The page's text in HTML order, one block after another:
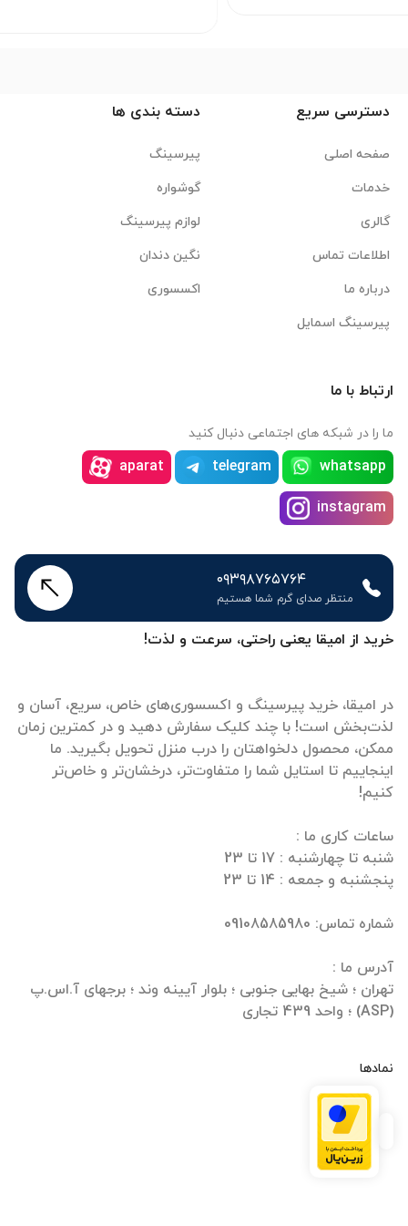
خرید از امیقا یعنی راحتی، سرعت و لذت!
در امیقا، خرید پیرسینگ و اکسسوری‌های خاص، سریع، آسان و
لذت‌بخش است! با چند کلیک سفارش دهید و در کمترین زمان
ممکن، محصول دلخواهتان را درب منزل تحویل بگیرید. ما
اینجاییم تا استایل شما را متفاوت‌تر، درخشان‌تر و خاص‌تر
تهران ؛ شیخ بهایی جنوبی ؛ بلوار آیینه وند ؛ برجهای آ.اس.پ
(ASP) ؛ واحد 439 تجاری
نمادها
دسترسی سریع
صفحه اصلی
خدمات
گالری
اطلاعات تماس
درباره ما
پیرسینگ اسمایل
دسته بندی ها
پیرسینگ
گوشواره
لوازم پیرسینگ
نگین دندان
اکسسوری
ارتباط با ما
ما را در شبکه های اجتماعی دنبال کنید
whatsapp
telegram
aparat
instagram
۰۹۳۹۸۷۶۵۷۶۴
منتظر صدای گرم شما هستیم